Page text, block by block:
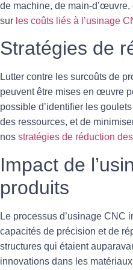
de machine, de main-
sur les coûts liés à l’usinage
Stratégies de
Lutter contre les surcoûts de
peuvent être mises en œuvre
possible d’identifier les
des ressources, et de
nos stratégies de réduction
Impact de
produits
Le processus d’usinage CNC
capacités de précision et de
structures qui étaient
innovations dans les